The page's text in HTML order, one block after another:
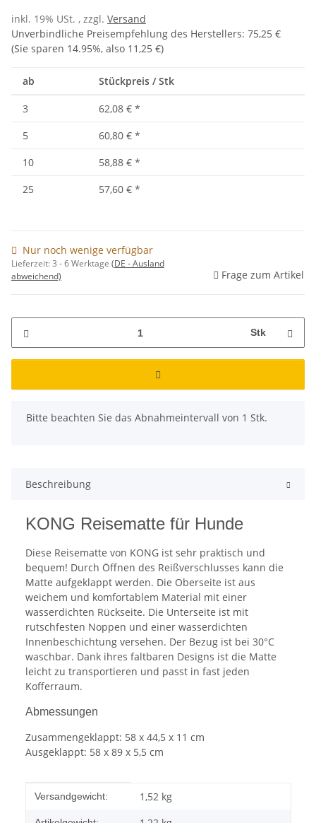
inkl. 19% USt. , zzgl. Versand
Unverbindliche Preisempfehlung des Herstellers: 75,25 €
(Sie sparen 14.95%, also 11,25 €)
ab Stückpreis / Stk
3 62,08 € *
5
60,80 € *
10
58,88 € *
25
57,60 € *
Nur noch wenige verfügbar
Lieferzeit:3 - 6 Werktage (DE - Ausland
abweichend)
Frage zum Artikel
Stk
x
Bitte beachten Sie das Abnahmeintervall von 1 Stk.
Beschreibung
KONG Reisematte für Hunde
Diese Reisematte von KONG ist sehr praktisch und
bequem! Durch Öffnen des Reißverschlusses kann die
Matte aufgeklappt werden. Die Oberseite ist aus
weichem und komfortablem Material mit einer
wasserdichten Rückseite. Die Unterseite ist mit
rutschfesten Noppen und einer wasserdichten
Innenbeschichtung versehen. Der Bezug ist bei 30°C
waschbar. Dank ihres faltbaren Designs ist die Matte
leicht zu transportieren und passt in fast jeden
Kofferraum.
Abmessungen
Zusammengeklappt: 58 x 44,5 x 11 cm
Ausgeklappt: 58 x 89 x 5,5 cm
Produkteigenschaft
Wert
Versandgewicht: 1,52 kg